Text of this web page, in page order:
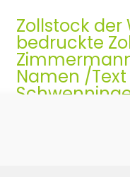
Zollstock
bedruckte
Namen /
Der Zollstock,
Werbegeschenk
& praktisches